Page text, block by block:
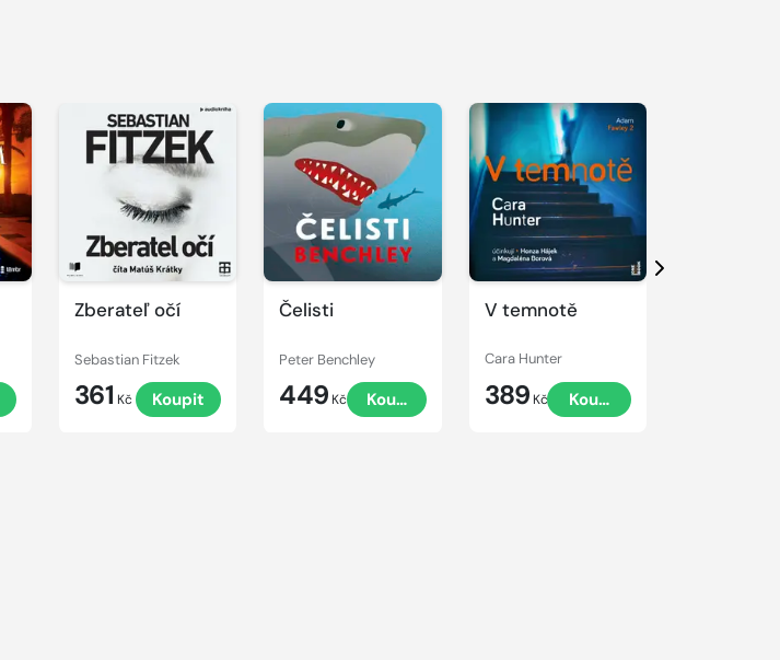
Zberateľ očí
Sebastian Fitzek
361 Kč Koupit
Přehrát
ukázku
Čelisti
Peter Benchley
449 Kč Koupit
Přehrát
ukázku
V temnotě
Cara Hunter
389 Kč Koupit
Přehrát
ukázku
Další